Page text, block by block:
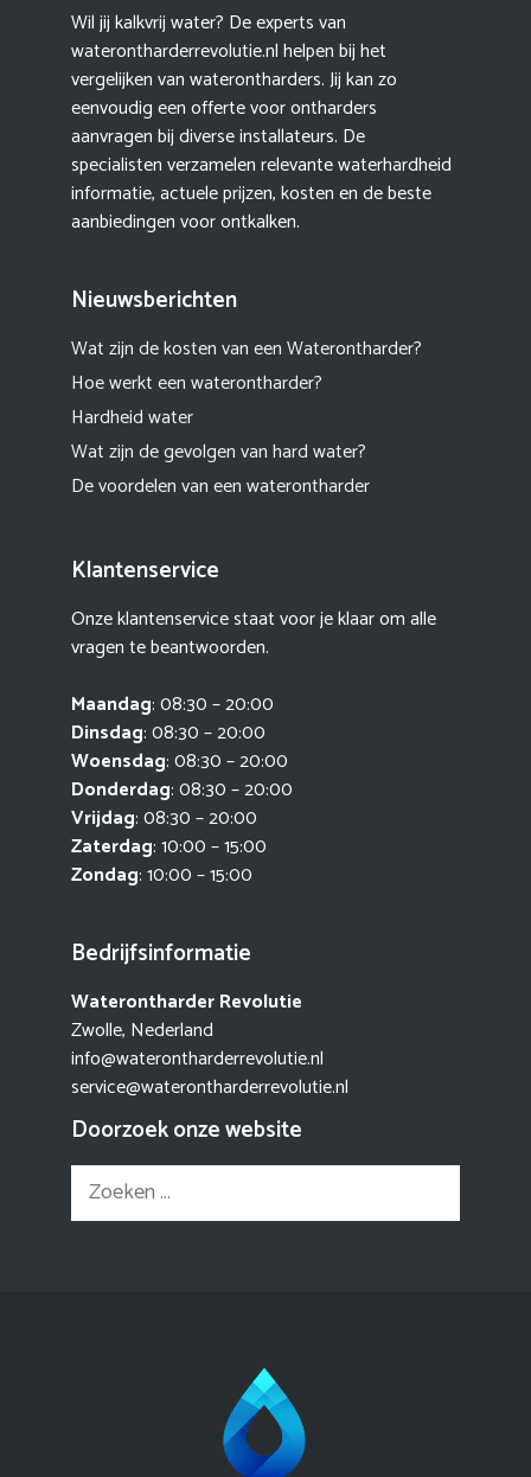
Wil jij kalkvrij water? De experts van
waterontharderrevolutie.nl helpen bij het
vergelijken van waterontharders. Jij kan zo
eenvoudig een offerte voor ontharders
aanvragen bij diverse installateurs. De
specialisten verzamelen relevante waterhardheid
informatie, actuele prijzen, kosten en de beste
aanbiedingen voor ontkalken.
Nieuwsberichten
Wat zijn de kosten van een Waterontharder?
Hoe werkt een waterontharder?
Hardheid water
Wat zijn de gevolgen van hard water?
De voordelen van een waterontharder
Klantenservice
Onze klantenservice staat voor je klaar om alle
vragen te beantwoorden.
Maandag: 08:30 – 20:00
Dinsdag: 08:30 – 20:00
Woensdag: 08:30 – 20:00
Donderdag: 08:30 – 20:00
Vrijdag: 08:30 – 20:00
Zaterdag: 10:00 – 15:00
Zondag: 10:00 – 15:00
Bedrijfsinformatie
Waterontharder Revolutie
Zwolle, Nederland
info@waterontharderrevolutie.nl
service@waterontharderrevolutie.nl
Doorzoek onze website
Zoek
naar: